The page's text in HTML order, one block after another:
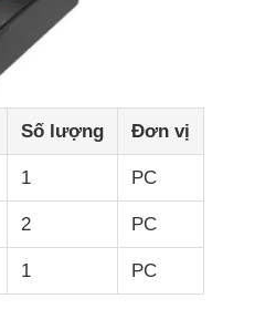
Số lượng Đơn vị
1 PC
2 PC
1 PC